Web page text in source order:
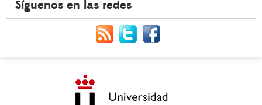
Síguenos en las redes